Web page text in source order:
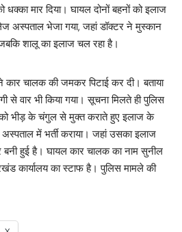
धक्का मार दिया। घायल दोनों बहनों को इलाज
अस्पताल भेजा गया, जहां डॉक्टर ने मुस्कान
शालू का इलाज चल रहा है।
चालक की जमकर पिटाई कर दी। बताया
से वार भी किया गया। सूचना मिलते ही पुलिस
भीड़ के चंगुल से मुक्त कराते हुए इलाज के
में भर्ती कराया। जहां उसका इलाज
बनी हुई है। घायल कार चालक का नाम सुनील
कार्यालय का स्टाफ है। पुलिस मामले की